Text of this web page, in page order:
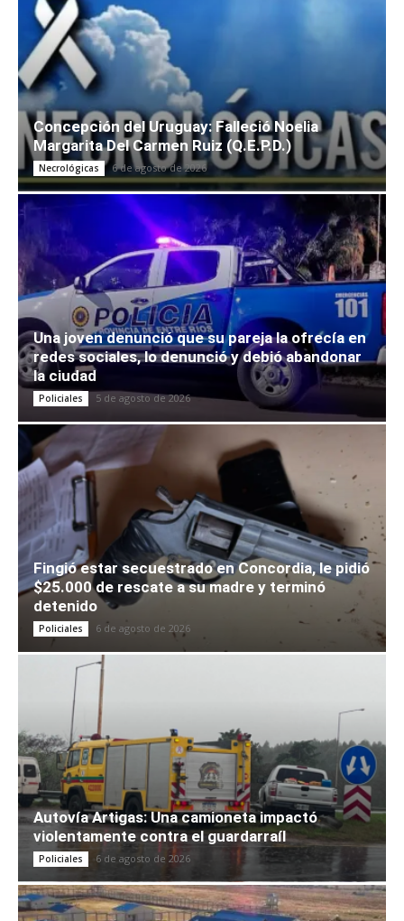
Concepción del Uruguay: Falleció Noelia
Margarita Del Carmen Ruiz (Q.E.P.D.)
Necrológicas 6 de agosto de 2026
Una joven denunció que su pareja la ofrecía en
redes sociales, lo denunció y debió abandonar
la ciudad
Policiales 5 de agosto de 2026
Fingió estar secuestrado en Concordia, le pidió
$25.000 de rescate a su madre y terminó
detenido
Policiales 6 de agosto de 2026
Autovía Artigas: Una camioneta impactó
violentamente contra el guardarraíl
Policiales 6 de agosto de 2026